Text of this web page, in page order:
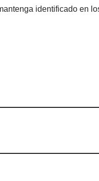
identificado en